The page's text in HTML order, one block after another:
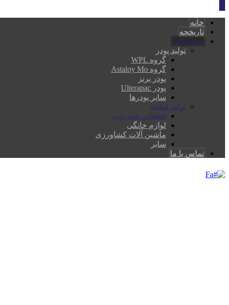
خانه
تاریخچه
محصولات
تولید پودر
گروه WPL
گروه Astaloy Mo
پودر برنز
پودر Ulterapac
سایر پودرها
تولید قطعه
قطعات خودرویی
لوازم خانگی
ماشین آلات کشاورزی
سایر
تماس با ما
Fa